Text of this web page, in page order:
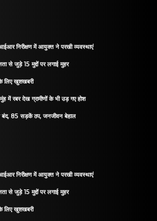
निरीक्षण में आयुक्त ने परखी व्यवस्थाएं
से जुड़े 15 मुद्दों पर लगाई मुहर
लिए खुशखबरी
में रबर देख ग्रामीणों के भी उड़ गए होश
बंद, 85 सड़कें ठप, जनजीवन बेहाल
निरीक्षण में आयुक्त ने परखी व्यवस्थाएं
से जुड़े 15 मुद्दों पर लगाई मुहर
लिए खुशखबरी